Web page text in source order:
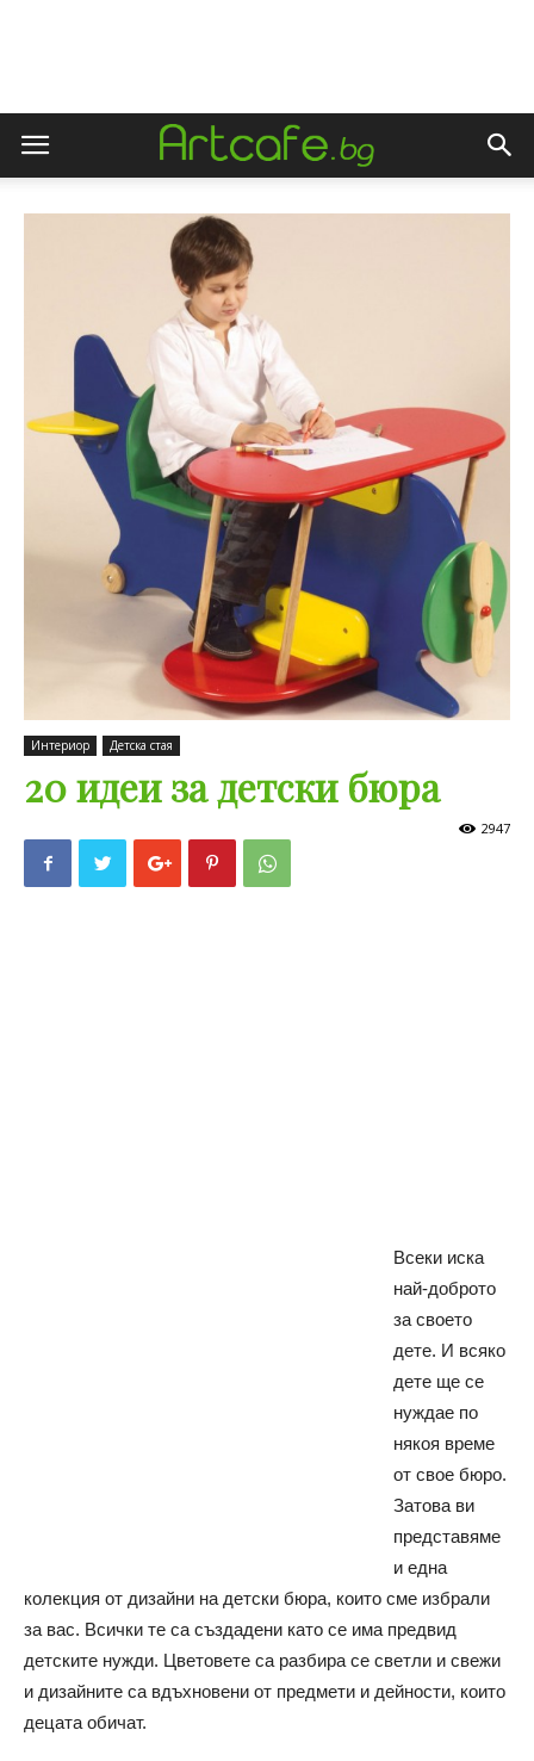
Интериор Детска стая
20 идеи за детски бюра
2947
Всеки иска
най-доброто
за своето
дете. И всяко
дете ще се
нуждае по
някоя време
от свое бюро.
Затова ви
представяме
и една
колекция от дизайни на детски бюра, които сме избрали
за вас. Всички те са създадени като се има предвид
детските нужди. Цветовете са разбира се светли и свежи
и дизайните са вдъхновени от предмети и дейности, които
децата обичат.